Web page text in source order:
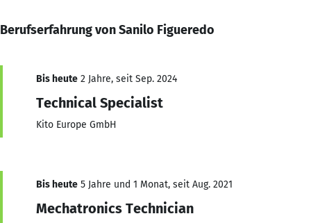
Berufserfahrung von Sanilo Figueredo
Bis heute 2 Jahre, seit Sep. 2024
Technical Specialist
Kito Europe GmbH
Bis heute 5 Jahre und 1 Monat, seit Aug. 2021
Mechatronics Technician